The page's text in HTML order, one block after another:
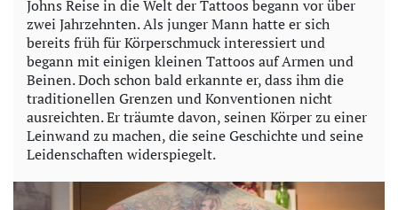
V
i
d
e
o
Johns Reise in die Welt der Tattoos begann vor über
zwei Jahrzehnten. Als junger Mann hatte er sich
bereits früh für Körperschmuck interessiert und
begann mit einigen kleinen Tattoos auf Armen und
Beinen. Doch schon bald erkannte er, dass ihm die
traditionellen Grenzen und Konventionen nicht
ausreichten. Er träumte davon, seinen Körper zu einer
Leinwand zu machen, die seine Geschichte und seine
Leidenschaften widerspiegelt.